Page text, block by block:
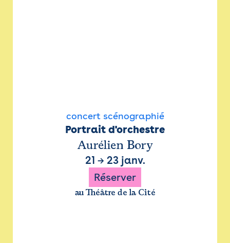
concert scénographié
Portrait d'orchestre
Aurélien Bory
21 → 23 janv.
Réserver
au Théâtre de la Cité